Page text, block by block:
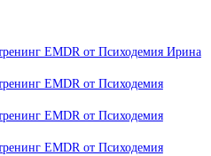
EMDR от Психодемия Ирина
EMDR от Психодемия
EMDR от Психодемия
EMDR от Психодемия